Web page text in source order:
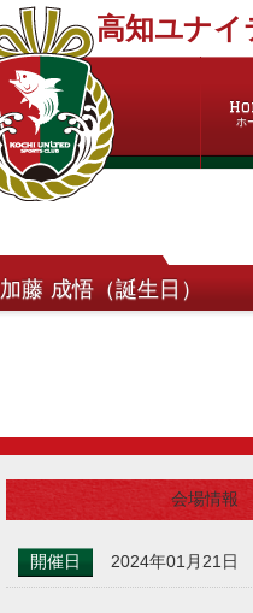
高知ユナイ
ホ
加藤 成悟（誕生日）
会場情報
開催日 2024年01月21日